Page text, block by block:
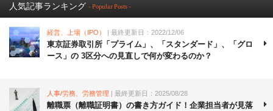
人気記事ランキング - Popular Posts -
経営、上場（IPO） | 最終更新日：2022/12/06
東京証券取引所「プライム」、「スタンダード」、「グロ
ース」の 3区分への見直しで何が変わるのか？
人事/労務、労務管理 | 最終更新日：2025/08/28
離職票（離職証明書）の書き方ガイド！企業担当者が見落